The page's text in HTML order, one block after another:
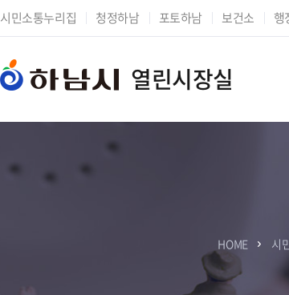
시민소통누리집 청정하남 포토하남 보건소 행
열린시장실
시장에게 바란다
HOME 시